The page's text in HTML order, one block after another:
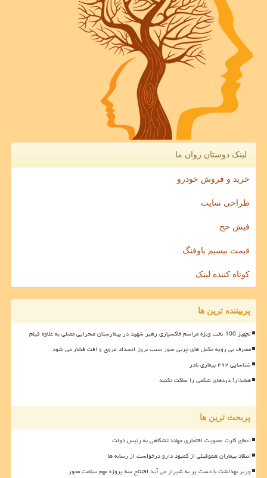
لینک دوستان روان ما
خرید و فروش خودرو
طراحی سایت
فیش حج
قیمت بیسیم باوفنگ
کوتاه کننده لینک
پربیننده ترین ها
تجهیز 100 تخت ویژه مراسم خاکسپاری رهبر شهید در بیمارستان صحرایی مصلی به علاوه فیلم
مصرف بی رویه مکمل های چربی سوز سبب بروز انسداد عروق و افت فشار می شود
شناسایی ۴۹۲ بیماری نادر
هشدار! دردهای شکمی را ساکت نکنید
پربحث ترین ها
اعطای کارت عضویت افتخاری جهاددانشگاهی به رئیس دولت
انتقاد بیماران هموفیلی از کمبود دارو درخواست از رسانه ها
وزیر بهداشت با دست پر به شیراز می آید افتتاح سه پروژه مهم سلامت محور